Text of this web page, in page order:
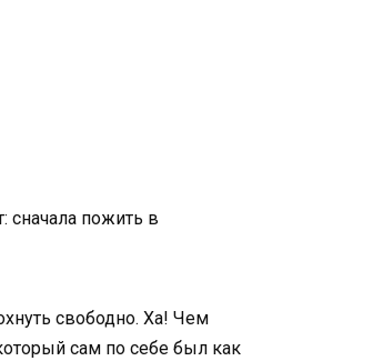
пожить в
свободно. Ха! Чем
сам по себе был как